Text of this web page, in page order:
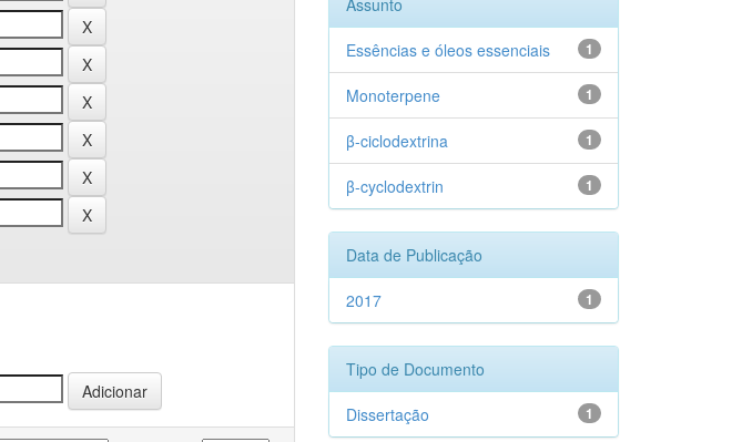
Assunto
1
Essências e óleos essenciais
1
Monoterpene
1
β-ciclodextrina
1
β-cyclodextrin
Data de Publicação
1
2017
Tipo de Documento
1
Dissertação